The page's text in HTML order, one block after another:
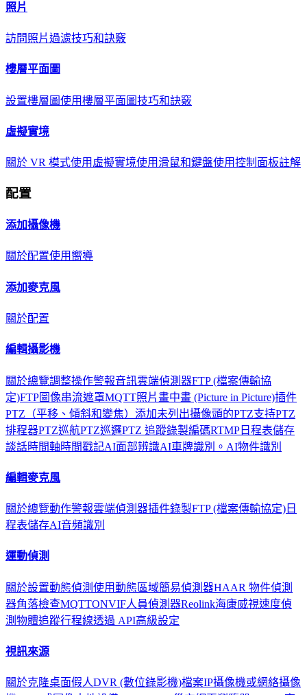
照片
訪問照片過濾技巧和訣竅
樓層平面圖
設置樓層圖使用樓層平面圖技巧和訣竅
虛擬實境
關於 VR 模式使用虛擬實境使用滑鼠和鍵盤使用控制面板註解
配置
添加攝像機
關於配置使用嚮導
添加麥克風
關於配置
編輯攝影機
關於總覽調整操作警報音訊雲端偵測器FTP (檔案傳輸協
定)FTP圖像串流遮罩MQTT照片畫中畫 (Picture in Picture)插件
PTZ（平移、傾斜和變焦） 添加未列出攝像頭的PTZ支持PTZ
排程器PTZ巡航PTZ巡邏PTZ 追蹤錄製編碼RTMP 日程表儲存
談話時間軸時間戳記AI面部辨識AI車牌識別。 AI物件識別
編輯麥克風
關於總覽動作警報雲端偵測器插件錄製FTP (檔案傳輸協定) 日
程表儲存AI音頻識別
運動偵測
關於設置動態偵測 使用動態區域簡易偵測器HAAR 物件偵測
器角落檢查MQTTONVIF人員偵測器Reolink海康威視速度偵
測 物體追蹤行程線透過 API高級設定
視訊來源
關於克隆桌面假人DVR (數位錄影機)檔案IP攝像機或網絡攝像